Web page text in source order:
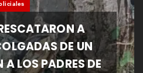
A
DE UN
LOS PADRES DE